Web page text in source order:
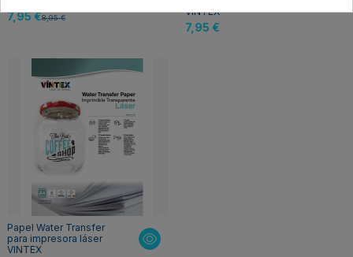
7,95 €8,95 €
VINTEX
7,95 €
Papel Water Transfer
para impresora láser
VINTEX